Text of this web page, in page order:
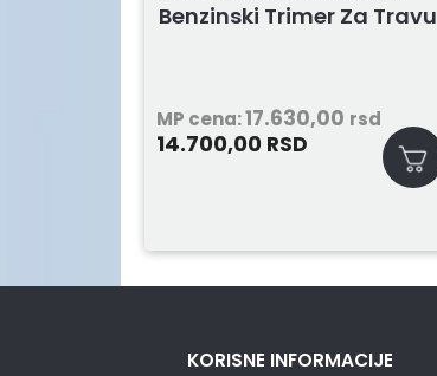
Benzinski Trimer Za Travu
MP cena:17.630,00 rsd
14.700,00 RSD
KORISNE INFORMACIJE